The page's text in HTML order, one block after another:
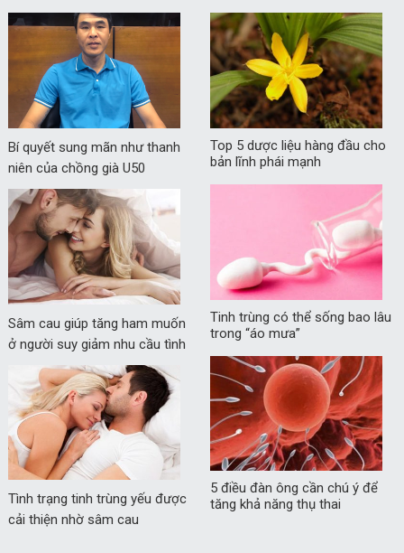
Bí quyết sung mãn như thanh
niên của chồng già U50
Sâm cau giúp tăng ham muốn
ở người suy giảm nhu cầu tình
Tình trạng tinh trùng yếu được
cải thiện nhờ sâm cau
Top 5 dược liệu hàng đầu cho
bản lĩnh phái mạnh
Tinh trùng có thể sống bao lâu
trong “áo mưa”
5 điều đàn ông cần chú ý để
tăng khả năng thụ thai